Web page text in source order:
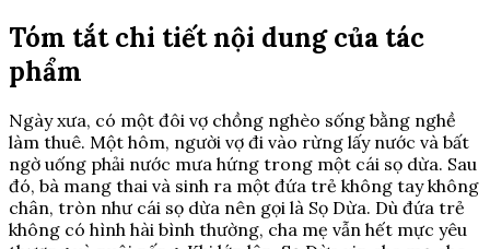
Tóm tắt chi tiết nội dung của tác
phẩm
Ngày xưa, có một đôi vợ chồng nghèo sống bằng nghề
làm thuê. Một hôm, người vợ đi vào rừng lấy nước và bất
ngờ uống phải nước mưa hứng trong một cái sọ dừa. Sau
đó, bà mang thai và sinh ra một đứa trẻ không tay không
chân, tròn như cái sọ dừa nên gọi là Sọ Dừa. Dù đứa trẻ
không có hình hài bình thường, cha mẹ vẫn hết mực yêu